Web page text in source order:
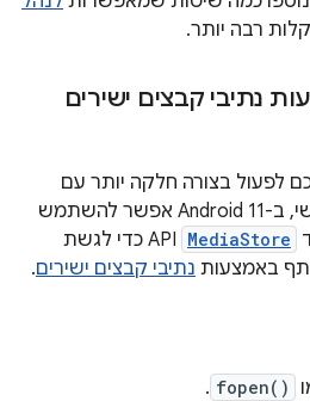
רבה יותר.
נתיבי קבצים ישירים
לפעול בצורה חלקה יותר עם
ספריות מדיה של צד שלישי, ב-Android 11 אפשר להשתמש
MediaStore
API כדי לגשת
באמצעות נתיבי קבצים ישירים.
fopen()
.